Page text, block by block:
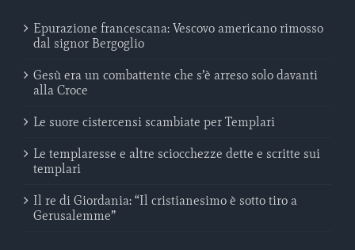
Epurazione francescana: Vescovo americano rimosso
dal signor Bergoglio
Gesù era un combattente che s’è arreso solo davanti
alla Croce
Le suore cistercensi scambiate per Templari
Le templaresse e altre sciocchezze dette e scritte sui
templari
Il re di Giordania: “Il cristianesimo è sotto tiro a
Gerusalemme”